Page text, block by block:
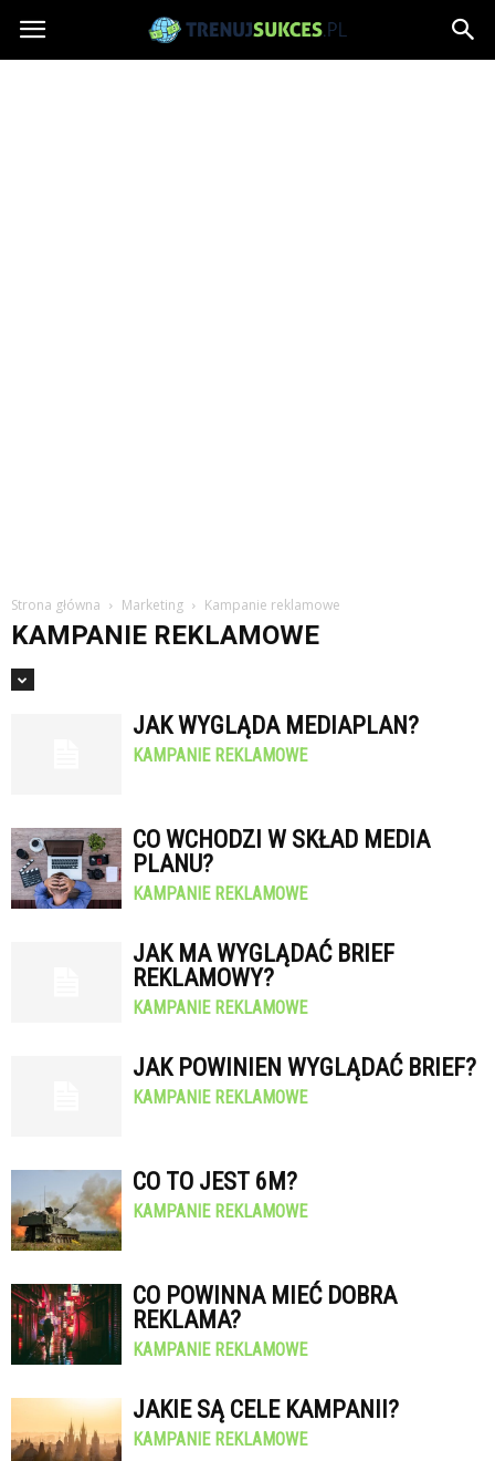
TrenujSukces.pl
Strona główna Marketing Kampanie reklamowe
KAMPANIE REKLAMOWE
JAK WYGLĄDA MEDIAPLAN?
KAMPANIE REKLAMOWE
CO WCHODZI W SKŁAD MEDIA
PLANU?
KAMPANIE REKLAMOWE
JAK MA WYGLĄDAĆ BRIEF
REKLAMOWY?
KAMPANIE REKLAMOWE
JAK POWINIEN WYGLĄDAĆ BRIEF?
KAMPANIE REKLAMOWE
CO TO JEST 6M?
KAMPANIE REKLAMOWE
CO POWINNA MIEĆ DOBRA
REKLAMA?
KAMPANIE REKLAMOWE
JAKIE SĄ CELE KAMPANII?
KAMPANIE REKLAMOWE